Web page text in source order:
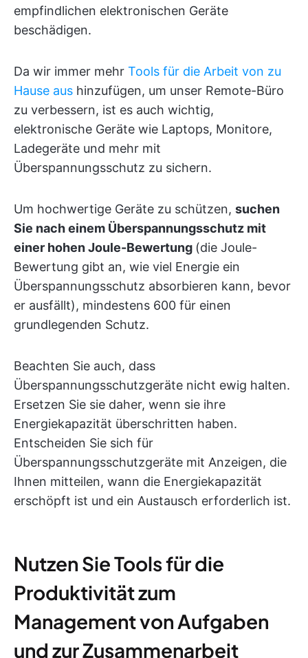
empfindlichen elektronischen Geräte
beschädigen.
Da wir immer mehr Tools für die Arbeit von zu
Hause aus hinzufügen, um unser Remote-Büro
zu verbessern, ist es auch wichtig,
elektronische Geräte wie Laptops, Monitore,
Ladegeräte und mehr mit
Überspannungsschutz zu sichern.
Um hochwertige Geräte zu schützen, suchen
Sie nach einem Überspannungsschutz mit
einer hohen Joule-Bewertung (die Joule-
Bewertung gibt an, wie viel Energie ein
Überspannungsschutz absorbieren kann, bevor
er ausfällt), mindestens 600 für einen
grundlegenden Schutz.
Beachten Sie auch, dass
Überspannungsschutzgeräte nicht ewig halten.
Ersetzen Sie sie daher, wenn sie ihre
Energiekapazität überschritten haben.
Entscheiden Sie sich für
Überspannungsschutzgeräte mit Anzeigen, die
Ihnen mitteilen, wann die Energiekapazität
erschöpft ist und ein Austausch erforderlich ist.
Nutzen Sie Tools für die
Produktivität zum
Management von Aufgaben
und zur Zusammenarbeit